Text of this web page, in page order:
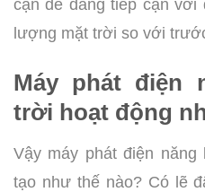
cận dễ dàng tiếp cận
lượng mặt trời so với
Máy phát điện
trời hoạt động
Vậy máy phát điện
tạo như thế nào? Có lẽ